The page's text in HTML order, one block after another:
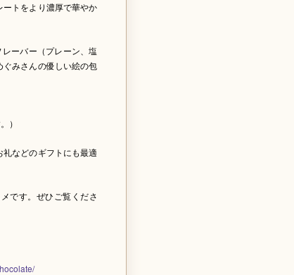
トをより濃厚で華やか
ーバー（プレーン、塩
みさんの優しい絵の包
）
などのギフトにも最適
です。ぜひご覧くださ